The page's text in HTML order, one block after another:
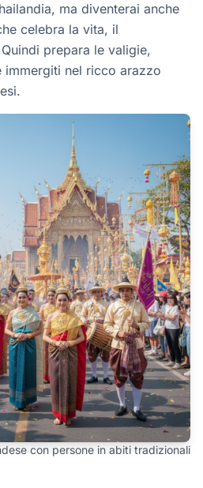
ma diventerai anche
celebra la vita, il
prepara le valigie,
nel ricco arazzo
con persone in abiti tradizionali